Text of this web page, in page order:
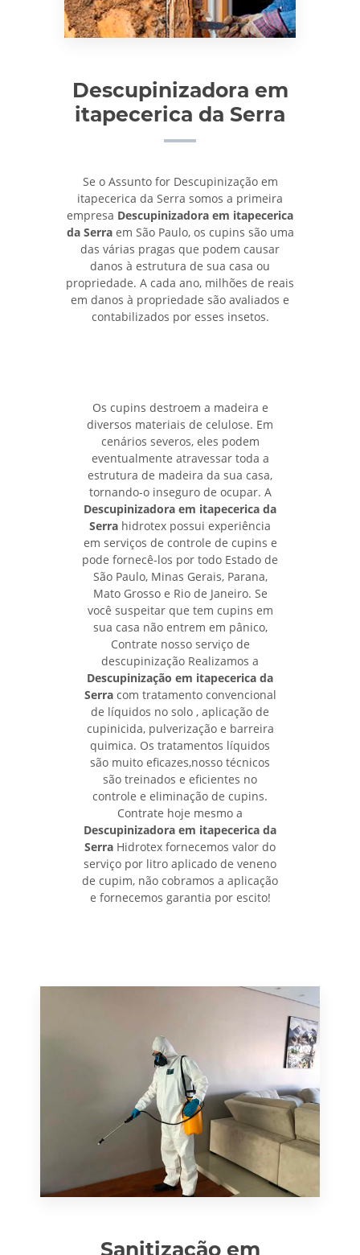
Descupinizadora em
itapecerica da Serra
Se o Assunto for Descupinização em
itapecerica da Serra somos a primeira
empresa Descupinizadora em itapecerica
da Serraem São Paulo, os cupins são uma
das várias pragas que podem causar
danos à estrutura de sua casa ou
propriedade. A cada ano, milhões de reais
em danos à propriedade são avaliados e
contabilizados por esses insetos.
Os cupins destroem a madeira e
diversos materiais de celulose. Em
cenários severos, eles podem
eventualmente atravessar toda a
estrutura de madeira da sua casa,
tornando-o inseguro de ocupar. A
Descupinizadora em itapecerica da
Serra hidrotex possui experiência
em serviços de controle de cupins e
pode fornecê-los por todo Estado de
São Paulo, Minas Gerais, Parana,
Mato Grosso e Rio de Janeiro. Se
você suspeitar que tem cupins em
sua casa não entrem em pânico,
Contrate nosso serviço de
descupinização Realizamos a
Descupinização em itapecerica da
Serracom tratamento convencional
de líquidos no solo , aplicação de
cupinicida, pulverização e barreira
quimica. Os tratamentos líquidos
são muito eficazes,nosso técnicos
são treinados e eficientes no
controle e eliminação de cupins.
Contrate hoje mesmo a
Descupinizadora em itapecerica da
Serra Hidrotex fornecemos valor do
serviço por litro aplicado de veneno
de cupim, não cobramos a aplicação
e fornecemos garantia por escito!
Sanitização em